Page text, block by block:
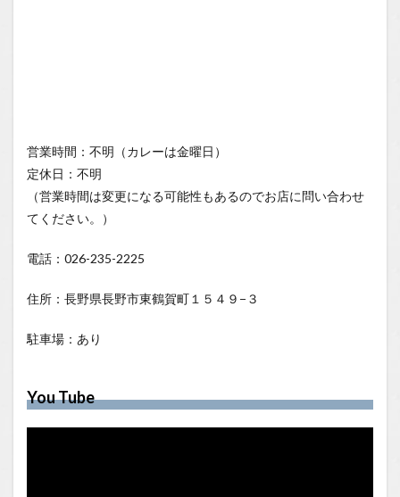
営業時間：不明（カレーは金曜日）
定休日：不明
（営業時間は変更になる可能性もあるのでお店に問い合わせ
てください。）
電話：026-235-2225
住所：長野県長野市東鶴賀町１５４９−３
駐車場：あり
You Tube